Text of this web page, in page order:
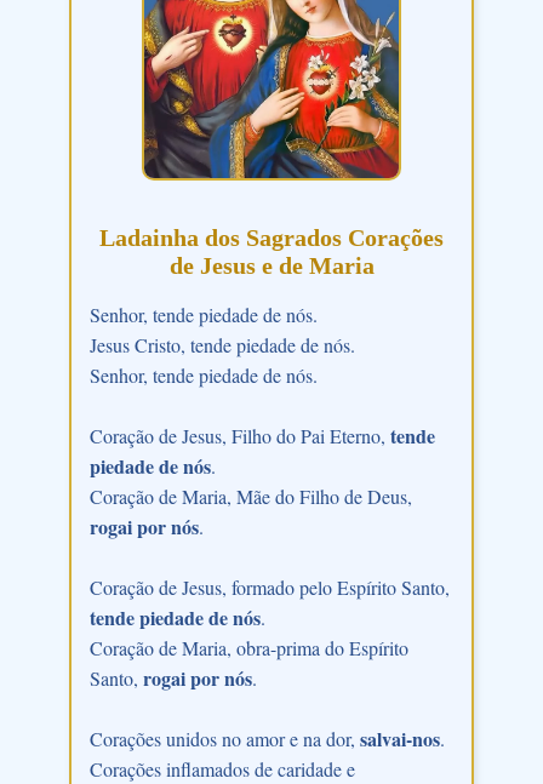
Ladainha dos Sagrados Corações
de Jesus e de Maria
Senhor, tende piedade de nós.
Jesus Cristo, tende piedade de nós.
Senhor, tende piedade de nós.
Coração de Jesus, Filho do Pai Eterno, tende
piedade de nós.
Coração de Maria, Mãe do Filho de Deus,
rogai por nós.
Coração de Jesus, formado pelo Espírito Santo,
tende piedade de nós.
Coração de Maria, obra-prima do Espírito
Santo, rogai por nós.
Corações unidos no amor e na dor, salvai-nos.
Corações inflamados de caridade e